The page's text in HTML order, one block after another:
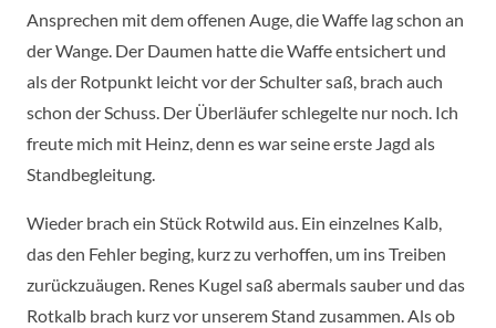
Ansprechen mit dem offenen Auge, die Waffe lag schon an
der Wange. Der Daumen hatte die Waffe entsichert und
als der Rotpunkt leicht vor der Schulter saß, brach auch
schon der Schuss. Der Überläufer schlegelte nur noch. Ich
freute mich mit Heinz, denn es war seine erste Jagd als
Standbegleitung.
Wieder brach ein Stück Rotwild aus. Ein einzelnes Kalb,
das den Fehler beging, kurz zu verhoffen, um ins Treiben
zurückzuäugen. Renes Kugel saß abermals sauber und das
Rotkalb brach kurz vor unserem Stand zusammen. Als ob